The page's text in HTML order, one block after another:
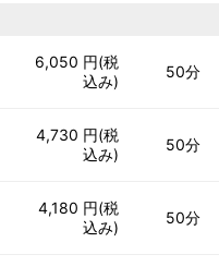
6,050 円(税
込み)
50分
4,730 円(税
込み)
50分
4,180 円(税
込み)
50分